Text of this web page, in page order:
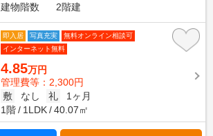
建物階数
2階建
即入居 写真充実
無料オンライン相談可
インターネット無料
4.85万円
管理費等：2,300円
敷
なし 礼
1ヶ月
1階
1LDK 40.07㎡